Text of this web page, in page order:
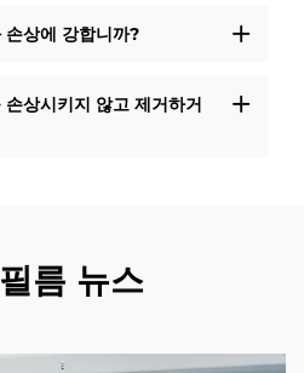
상에 강합니까?
상시키지 않고 제거하거
름 뉴스